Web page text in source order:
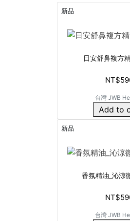
新品
日安舒鼻複方
台灣 JWB
Add to
新品
香氛精油_沁涼
台灣 JWB